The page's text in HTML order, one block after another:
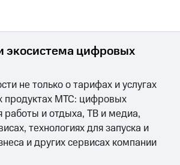
экосистема цифровых
не только о тарифах и услугах
продуктах МТС: цифровых
работы и отдыха, ТВ и медиа,
технологиях для запуска и
и других сервисах компании